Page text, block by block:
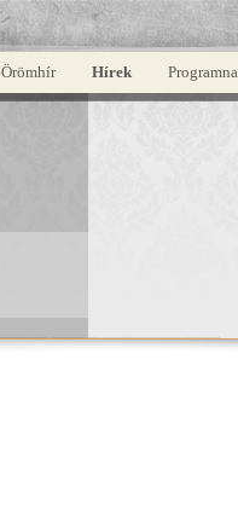
Örömhír Hírek